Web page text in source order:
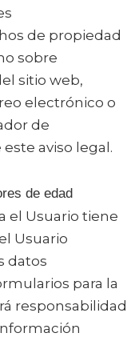
de propiedad
sobre
sitio web,
electrónico o
de
aviso legal.
de edad
el Usuario tiene
Usuario
datos
para la
responsabilidad